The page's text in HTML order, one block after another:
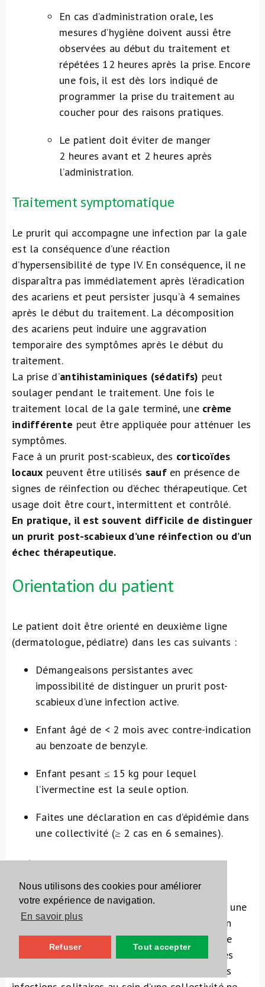
Nous utilisons des cookies pour améliorer
votre expérience de navigation.
En savoir plus
Refuser Tout accepter
En cas d’administration orale, les
mesures d’hygiène doivent aussi être
observées au début du traitement et
répétées 12 heures après la prise. Encore
une fois, il est dès lors indiqué de
programmer la prise du traitement au
coucher pour des raisons pratiques.
Le patient doit éviter de manger
2 heures avant et 2 heures après
l’administration.
Traitement symptomatique
Le prurit qui accompagne une infection par la gale
est la conséquence d’une réaction
d’hypersensibilité de type IV. En conséquence, il ne
disparaîtra pas immédiatement après l’éradication
des acariens et peut persister jusqu’à 4 semaines
après le début du traitement. La décomposition
des acariens peut induire une aggravation
temporaire des symptômes après le début du
traitement.
La prise d’antihistaminiques (sédatifs) peut
soulager pendant le traitement. Une fois le
traitement local de la gale terminé, une crème
indifférente peut être appliquée pour atténuer les
symptômes.
Face à un prurit post-scabieux, des corticoïdes
locaux peuvent être utilisés saufen présence de
signes de réinfection ou d’échec thérapeutique. Cet
usage doit être court, intermittent et contrôlé.
En pratique, il est souvent difficile de distinguer
un prurit post-scabieux d’une réinfection ou d’un
échec thérapeutique.
Orientation du patient
Le patient doit être orienté en deuxième ligne
(dermatologue, pédiatre) dans les cas suivants :
Démangeaisons persistantes avec
impossibilité de distinguer un prurit post-
scabieux d’une infection active.
Enfant âgé de < 2 mois avec contre-indication
au benzoate de benzyle.
Enfant pesant ≤ 15 kg pour lequel
l’ivermectine est la seule option.
Faites une déclaration en cas d’épidémie dans
une collectivité (≥ 2 cas en 6 semaines).
Déclaration obligatoire
La Flandre, la Wallonie et Bruxelles imposent une
déclaration obligatoire pour les cas de gale en
collectivité, à savoir ≥ 2 cas au sein d’un même
établissement dans un délai de 6 semaines. Les
infections multiples au sein d’un ménage et les